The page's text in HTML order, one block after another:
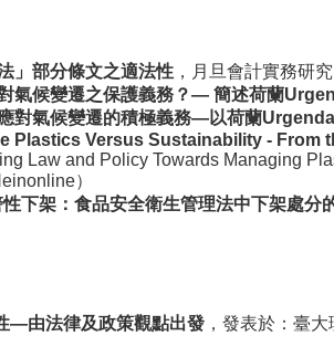
」部分條文之適法性 ，月旦會計實務研
氣候變遷之保護義務？— 簡述荷蘭
對氣候變遷的積極義務—以荷蘭Urgenda
Plastics Versus Sustainability -
Law and Policy Towards Managing
）
下架：食品安全衛生管理法中下架處分
—由法律及政策觀點出發 ，發表於：臺